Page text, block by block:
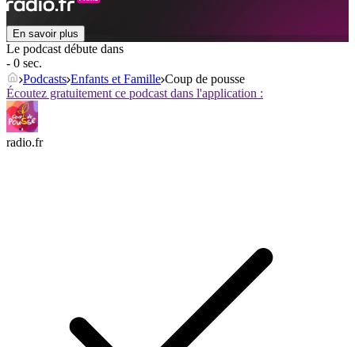
En savoir plus
Le podcast débute dans
- 0 sec.
Podcasts Enfants et Famille Coup de pousse
Écoutez gratuitement ce podcast dans l'application :
radio.fr